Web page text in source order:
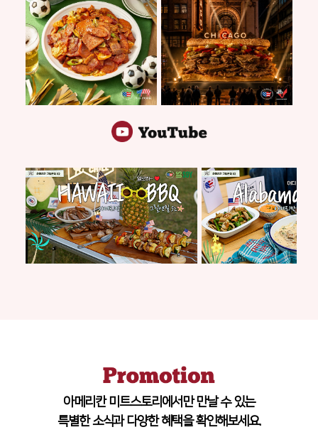
아메리칸 미트스토리에서만 만날 수 있는
특별한 소식과 다양한 혜택을 확인해보세요.